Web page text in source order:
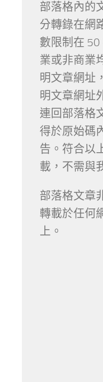
部落格內的
分轉錄在網
數限制在
業或非商業
明文章網址
明文章網址
連回部落格
得於原始碼
告。符合以
載，不需與
部落格文章
轉載於任何
上。